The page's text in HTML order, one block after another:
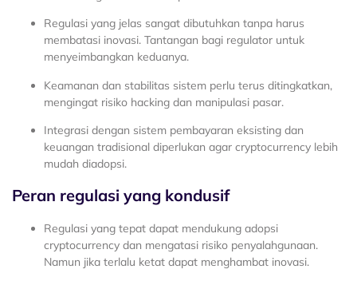
Regulasi yang jelas sangat dibutuhkan tanpa harus
membatasi inovasi. Tantangan bagi regulator untuk
menyeimbangkan keduanya.
Keamanan dan stabilitas sistem perlu terus ditingkatkan,
mengingat risiko hacking dan manipulasi pasar.
Integrasi dengan sistem pembayaran eksisting dan
keuangan tradisional diperlukan agar cryptocurrency lebih
mudah diadopsi.
Peran regulasi yang kondusif
Regulasi yang tepat dapat mendukung adopsi
cryptocurrency dan mengatasi risiko penyalahgunaan.
Namun jika terlalu ketat dapat menghambat inovasi.